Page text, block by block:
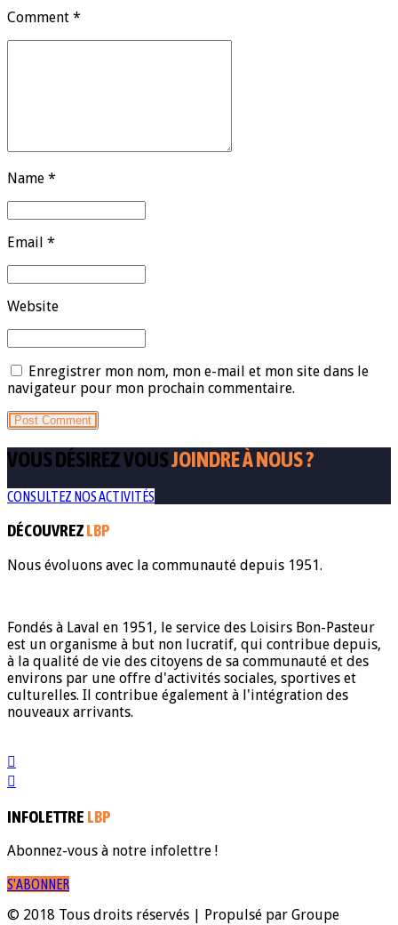
Comment *
Name *
Email *
Website
Enregistrer mon nom, mon e-mail et mon site dans le
navigateur pour mon prochain commentaire.
Post Comment
VOUS DÉSIREZ VOUSJOINDRE À NOUS ?
CONSULTEZ NOS ACTIVITÉS
DÉCOUVREZLBP
Nous évoluons avec la communauté depuis 1951.
Fondés à Laval en 1951, le service des Loisirs Bon-Pasteur
est un organisme à but non lucratif, qui contribue depuis,
à la qualité de vie des citoyens de sa communauté et des
environs par une offre d'activités sociales, sportives et
culturelles. Il contribue également à l'intégration des
nouveaux arrivants.
INFOLETTRE LBP
Abonnez-vous à notre infolettre !
S'ABONNER
© 2018 Tous droits réservés | Propulsé par Groupe